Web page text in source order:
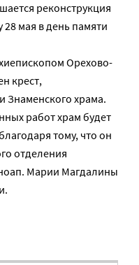
реконструкция
28 мая в день памяти
Орехово-
крест,
Знаменского храма.
работ храм будет
тому, что он
отделения
Марии Магдалины